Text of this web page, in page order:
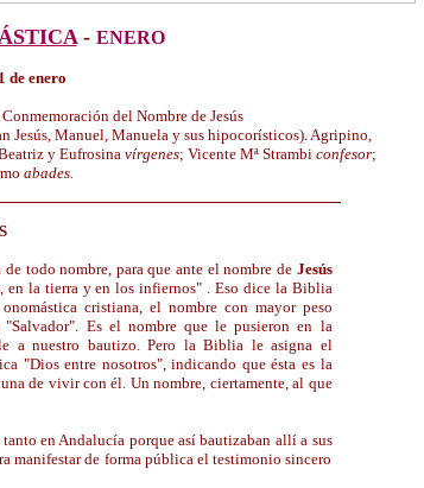
- ENERO
de enero
del Nombre de Jesús
Jesús, Manuel, Manuela y sus hipocorísticos). Agripino,
y Eufrosinavírgenes; Vicente Mª Strambi confesor;
abades.
todo nombre, para que ante el nombre de Jesús
en la tierra y en los infiernos" . Eso dice la Biblia
cristiana, el nombre con mayor peso
Es el nombre que le pusieron en la
a nuestro bautizo. Pero la Biblia le asigna el
"Dios entre nosotros", indicando que ésta es la
de vivir con él. Un nombre, ciertamente, al que
en Andalucía porque así bautizaban allí a sus
manifestar de forma pública el testimonio sincero